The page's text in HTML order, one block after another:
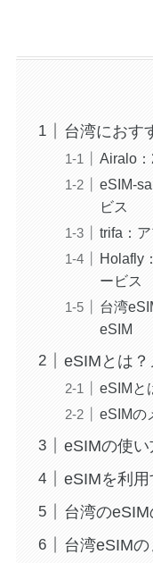
台湾におす
Airalo
eSIM-
ビス
trifa：
Holafly
ービス
台湾
eSIM
eSIMとは？
eSIMと
eSIMの
eSIMの使
eSIMを利用
台湾の
台湾eSIM